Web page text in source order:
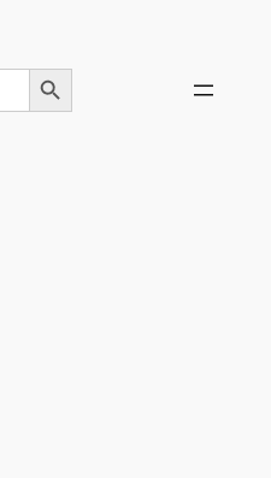
Search Button